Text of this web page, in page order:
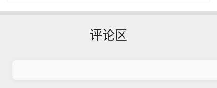
评论区